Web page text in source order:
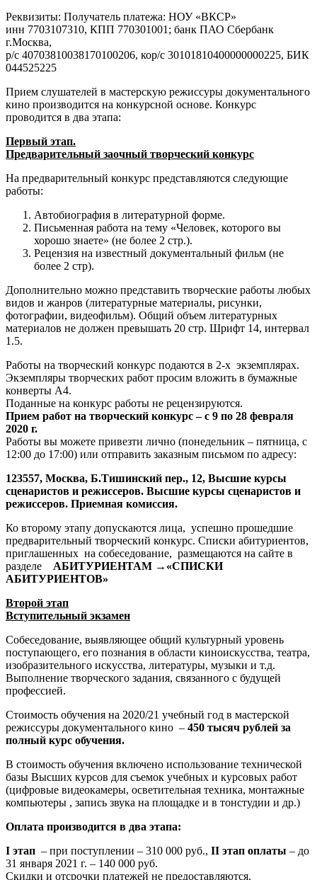
Реквизиты: Получатель платежа: НОУ «ВКСР»
инн 7703107310, КПП 770301001; банк ПАО Сбербанк
г.Москва,
р/с 40703810038170100206, кор/с 30101810400000000225, БИК
044525225
Прием слушателей в мастерскую режиссуры документального
кино производится на конкурсной основе. Конкурс
проводится в два этапа:
Первый этап.
Предварительный заочный творческий конкурс
На предварительный конкурс представляются следующие
работы:
Автобиография в литературной форме.
Письменная работа на тему «Человек, которого вы
хорошо знаете» (не более 2 стр.).
Рецензия на известный документальный фильм (не
более 2 стр).
Дополнительно можно представить творческие работы любых
видов и жанров (литературные материалы, рисунки,
фотографии, видеофильм). Общий объем литературных
материалов не должен превышать 20 стр. Шрифт 14, интервал
1.5.
Работы на творческий конкурс подаются в 2-х экземплярах.
Экземпляры творческих работ просим вложить в бумажные
конверты А4.
Поданные на конкурс работы не рецензируются.
Прием работ на творческий конкурс – с 9 по 28 февраля
2020 г.
Работы вы можете привезти лично (понедельник – пятница, с
12:00 до 17:00) или отправить заказным письмом по адресу:
123557, Москва, Б.Тишинский пер., 12, Высшие курсы
сценаристов и режиссеров. Высшие курсы сценаристов и
режиссеров. Приемная комиссия.
Ко второму этапу допускаются лица, успешно прошедшие
предварительный творческий конкурс. Списки абитуриентов,
приглашенных на собеседование, размещаются на сайте в
разделе АБИТУРИЕНТАМ →«СПИСКИ
АБИТУРИЕНТОВ»
Второй этап
Вступительный экзамен
Собеседование, выявляющее общий культурный уровень
поступающего, его познания в области киноискусства, театра,
изобразительного искусства, литературы, музыки и т.д.
Выполнение творческого задания, связанного с будущей
профессией.
Стоимость обучения на 2020/21 учебный год в мастерской
режиссуры документального кино – 450 тысяч рублей за
полный курс обучения.
В стоимость обучения включено использование технической
базы Высших курсов для съемок учебных и курсовых работ
(цифровые видеокамеры, осветительная техника, монтажные
компьютеры , запись звука на площадке и в тонстудии и др.)
Оплата производится в два этапа:
I этап – при поступлении – 310 000 руб., II этап оплаты – до
31 января 2021 г. – 140 000 руб.
Скидки и отсрочки платежей не предоставляются.